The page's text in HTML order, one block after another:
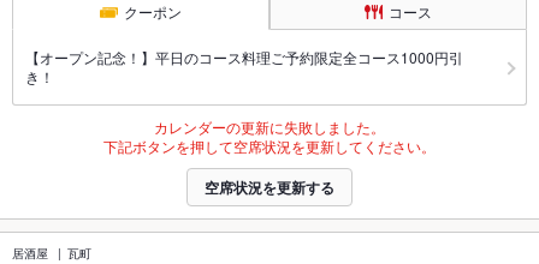
クーポン コース
【オープン記念！】平日のコース料理ご予約限定全コース1000円引
き！
カレンダーの更新に失敗しました。
下記ボタンを押して空席状況を更新してください。
空席状況を更新する
居酒屋 瓦町